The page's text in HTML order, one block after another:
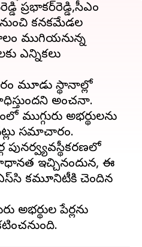
ప్రభాకర్‌రెడ్డి,సీఎం
కనకమేడల
ముగియనున్న
ఎన్నికలు
మూడు స్థానాల్లో
అంచనా.
అభ్యర్థులను
సమాచారం.
పునర్వ్యవస్థీకరణలో
ఇచ్చినందున, ఈ
కమ్యూనిటీకి చెందిన
అభ్యర్థుల పేర్లను